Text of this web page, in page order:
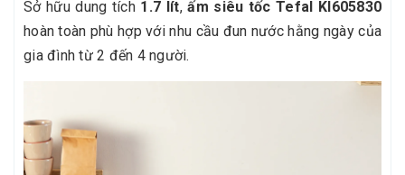
Sở hữu dung tích 1.7 lít,ấm siêu tốc Tefal KI605830
hoàn toàn phù hợp với nhu cầu đun nước hằng ngày của
gia đình từ 2 đến 4 người.